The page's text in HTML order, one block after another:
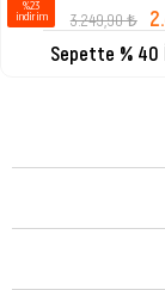
3.249,90 ₺
Sepette % 40
%23
i̇ndirim